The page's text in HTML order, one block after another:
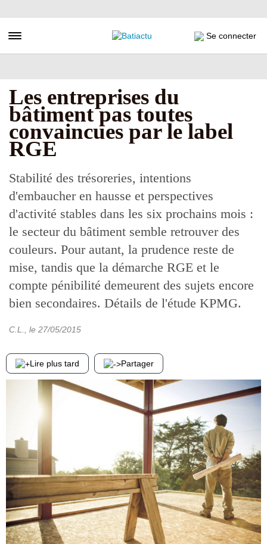
au
principal
Toggle navigation Se connecter
Les entreprises du
bâtiment pas toutes
convaincues par le label
RGE
Stabilité des trésoreries, intentions
d'embaucher en hausse et perspectives
d'activité stables dans les six prochains mois :
le secteur du bâtiment semble retrouver des
couleurs. Pour autant, la prudence reste de
mise, tandis que la démarche RGE et le
compte pénibilité demeurent des sujets encore
bien secondaires. Détails de l'étude KPMG.
C.L. , le 27/05/2015
Lire plus tard Partager